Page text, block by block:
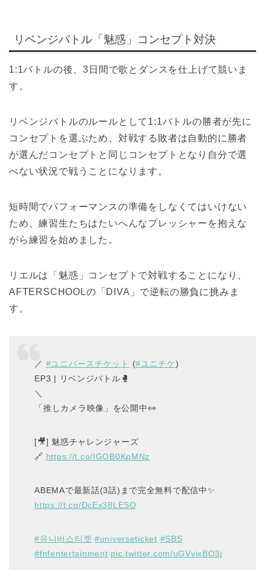
リベンジバトル「魅惑」コンセプト対決
1:1バトルの後、3日間で歌とダンスを仕上げて競いま
す。
リベンジバトルのルールとして1:1バトルの勝者が先に
コンセプトを選ぶため、対戦する敗者は自動的に勝者
が選んだコンセプトと同じコンセプトとなり自分で選
べない状況で戦うことになります。
短時間でパフォーマンスの準備をしなくてはいけない
ため、練習生たちはたいへんなプレッシャーを抱えな
がら練習を始めました。
リエルは「魅惑」コンセプトで対戦することになり、
AFTERSCHOOLの「DIVA」で逆転の勝負に挑みま
す。
／ #ユニバースチケット (#ユニチケ)
EP3 | リベンジバトル🥊
＼
「推しカメラ映像」を公開中👀
[🎥] 魅惑チャレンジャーズ
🔗 https://t.co/IGOB0KpMNz
ABEMAで最新話(3話)まで完全無料で配信中✨
https://t.co/DcEx38LESO
#유니버스티켓 #universeticket #SBS
#fnfentertainment pic.twitter.com/uGVvixBO3j